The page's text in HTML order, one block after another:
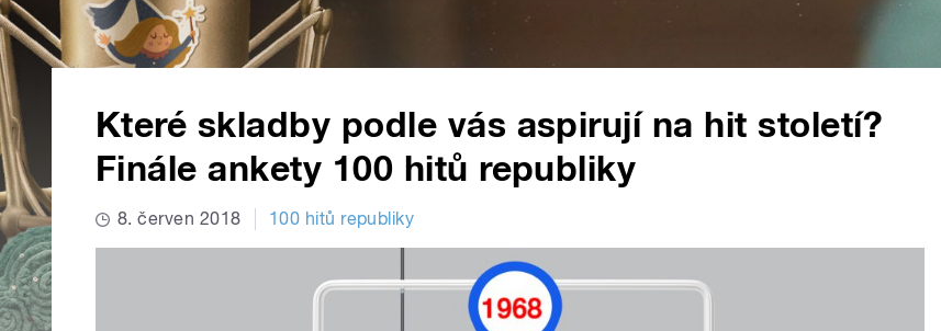
Které skladby podle vás aspirují na hit století?
Finále ankety 100 hitů republiky
8. červen 2018 100 hitů republiky